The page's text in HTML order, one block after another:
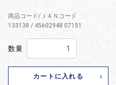
商品コード/ＪＡＮコード
133138 / 45602948 07151
数量
カートに入れる